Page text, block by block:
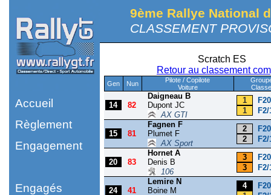
Accueil
Règlement
Engagement
Engagés
9ème Rallye National
CLASSEMENT
Scratch ES
Retour au classement
Gen Nun
Pilote / Copilote
Voiture
Classe
14 82
Daigneau B
Dupont JC
AX GTI
1
1
F2/
15 81
Fagnen F
Plumet F
AX Sport
2
2
F2/
20 83
Hornet A
Denis B
106
3
3
F2/
24 41
Lemire N
Boine M
4